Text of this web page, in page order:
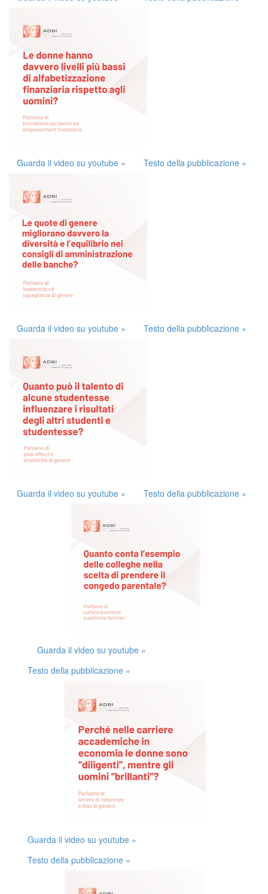
Guarda il video su youtube » Testo della pubblicazione »
Guarda il video su youtube » Testo della pubblicazione »
Guarda il video su youtube » Testo della pubblicazione »
Guarda il video su youtube »
Testo della pubblicazione »
Guarda il video su youtube »
Testo della pubblicazione »